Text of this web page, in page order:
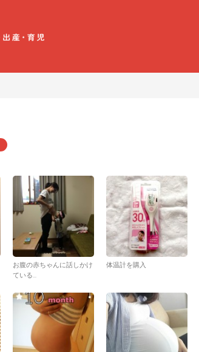
お腹の赤ちゃんに話しかけ
ている...
体温計を購入